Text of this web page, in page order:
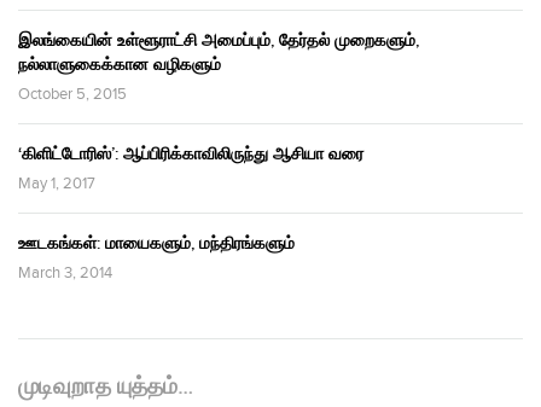
இலங்கையின் உள்ளூராட்சி அமைப்பும், தேர்தல் முறைகளும்,
நல்லாளுகைக்கான வழிகளும்
October 5, 2015
‘கிளிட்டோரிஸ்’: ஆப்பிரிக்காவிலிருந்து ஆசியா வரை
May 1, 2017
ஊடகங்கள்: மாயைகளும், மந்திரங்களும்
March 3, 2014
முடிவுறாத யுத்தம்…